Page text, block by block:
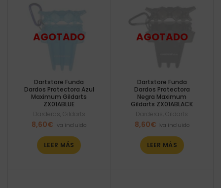
Dartstore Funda
Dardos Protectora Azul
Maximum Gildarts
ZX01ABLUE
Darderas Gildarts
8,60€ Iva incluido
LEER MÁS
Dartstore Funda
Dardos Protectora
Negra Maximum
Gildarts ZX01ABLACK
Darderas ,Gildarts
8,60€ Iva incluido
LEER MÁS